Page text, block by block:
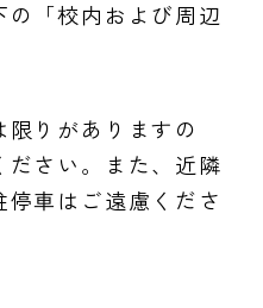
「校内および周辺
りがありますの
さい。また、近隣
車はご遠慮くださ